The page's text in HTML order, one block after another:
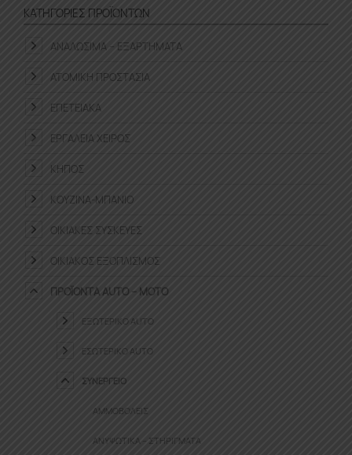
ΚΑΤΗΓΟΡΊΕΣ ΠΡΟΪΌΝΤΩΝ
ΑΝΑΛΏΣΙΜΑ – ΕΞΑΡΤΉΜΑΤΑ
ΑΤΟΜΙΚΉ ΠΡΟΣΤΑΣΊΑ
ΕΠΕΤΕΙΑΚΆ
ΕΡΓΑΛΕΊΑ ΧΕΙΡΌΣ
ΚΉΠΟΣ
ΚΟΥΖΊΝΑ-ΜΠΆΝΙΟ
ΟΙΚΙΑΚΈΣ ΣΥΣΚΕΥΈΣ
ΟΙΚΙΑΚΌΣ ΕΞΟΠΛΙΣΜΌΣ
ΠΡΟΪΌΝΤΑ ΑUTO – MOTO
ΕΞΩΤΕΡΙΚΌ AUTO
ΕΣΩΤΕΡΙΚΌ AUTO
ΣΥΝΕΡΓΕΊΟ
ΑΜΜΟΒΟΛΕΊΣ
ΑΝΥΨΩΤΙΚΆ – ΣΤΗΡΊΓΜΑΤΑ